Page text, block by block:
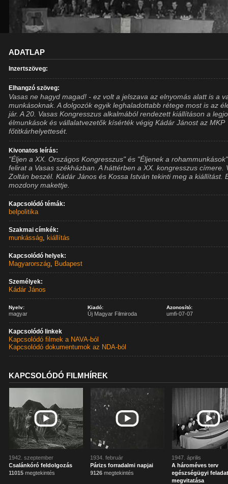
ADATLAP
Inzertszöveg:
Elhangzó szöveg:
Vasas ne hagyd magad! - ez volt a jelszava az elnyomás alatt is a
munkásoknak. A dolgozók egyik leghaladottabb rétege most is az
jár. A 20. Vasas Kongresszus alkalmából rendezett kiállításon a
élmunkások és vállalatvezetők kísérték végig Kádár Jánost az MKP
főtitkárhelyettesét.
Kivonatos leírás:
"Éljen a XX. Országos Kongresszus" és "Éljenek a rohammunkások"
felirat a Vasas székházban. A háttérben a XX. kongresszus címere.
Zoltán beszél. Kádár János és Kossa István tekinti meg a kiállítást.
mozdony makettje.
Kapcsolódó témák:
belpolitika
Szakmai címkék:
munkásság, kiállítás
Kapcsolódó helyek:
Magyarország, Budapest
Személyek:
Kádár János
Nyelv:
magyar
Kiadó:
Új Magyar Filmiroda
Azonosító:
umfi-07-07
Kapcsolódó linkek
Kapcsolódó filmek a NAVA-ból
Kapcsolódó dokumentumok az NDA-ból
KAPCSOLÓDÓ FILMHÍREK
1942. szeptember
Csalánkóró feldolgozás
11015 megtekintés
1934. február
Párizs forradalmi napjai
9126 megtekintés
1947. április
A hároméves terv
egészségügyi
megvitatása